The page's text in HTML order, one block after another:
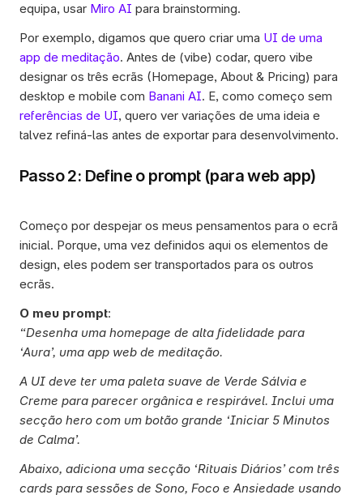
equipa, usar Miro AI para brainstorming.
Por exemplo, digamos que quero criar uma UI de uma
app de meditação. Antes de (vibe) codar, quero vibe
designar os três ecrãs (Homepage, About & Pricing) para
desktop e mobile com Banani AI
referências de UI, quero ver variações de uma ideia e
talvez refiná-las antes de exportar para desenvolvimento.
Passo 2: Define o prompt (para web app)
Começo por despejar os meus pensamentos para o ecrã
inicial. Porque, uma vez definidos aqui os elementos de
design, eles podem ser transportados para os outros
ecrãs.
O meu prompt:
“Desenha uma homepage de alta fidelidade para
‘Aura’, uma app web de meditação.
A UI deve ter uma paleta suave de Verde Sálvia e
Creme para parecer orgânica e respirável. Inclui uma
secção hero com um botão grande ‘Iniciar 5 Minutos
de Calma’.
Abaixo, adiciona uma secção ‘Rituais Diários’ com três
cards para sessões de Sono, Foco e Ansiedade usando